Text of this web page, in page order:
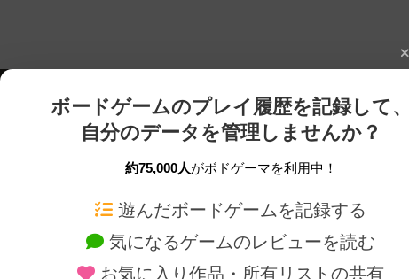
ボードゲームのプレイ履歴を記録して、
自分のデータを管理しませんか？
約75,000人がボドゲーマを利用中！
遊んだボードゲームを記録する
気になるゲームのレビューを読む
お気に入り作品・所有リストの共有
ボードゲームを検索する 新作・再入荷情報